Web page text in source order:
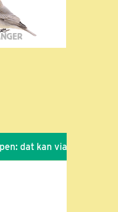
kan via de link!